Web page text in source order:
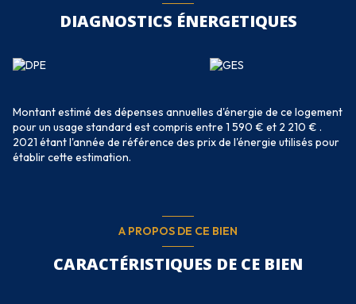
DIAGNOSTICS ÉNERGETIQUES
Montant estimé des dépenses annuelles d'énergie de ce logement
pour un usage standard est compris entre 1 590 € et 2 210 € .
2021 étant l'année de référence des prix de l'énergie utilisés pour
établir cette estimation.
A PROPOS DE CE BIEN
CARACTÉRISTIQUES DE CE BIEN